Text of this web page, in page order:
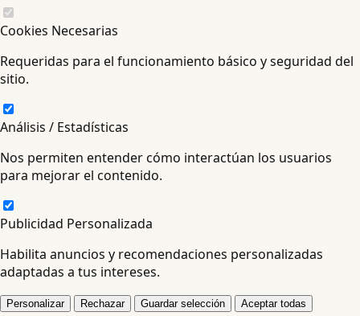
Cookies Necesarias
Requeridas para el funcionamiento básico y seguridad del
sitio.
Análisis / Estadísticas
Nos permiten entender cómo interactúan los usuarios
para mejorar el contenido.
Publicidad Personalizada
Habilita anuncios y recomendaciones personalizadas
adaptadas a tus intereses.
Personalizar Rechazar Guardar selección Aceptar todas